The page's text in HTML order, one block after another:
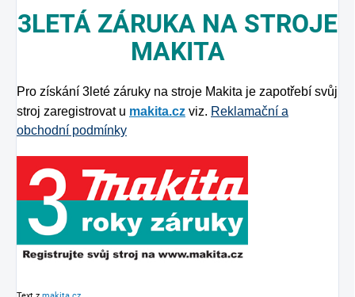
3LETÁ ZÁRUKA NA STROJE
MAKITA
Pro získání 3leté záruky na stroje Makita je zapotřebí svůj
stroj zaregistrovat u makita.cz viz. Reklamační a
obchodní podmínky